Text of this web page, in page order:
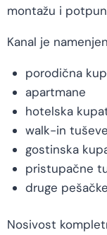
montažu i
Kanal je
porodična
apartmane
hotelska
walk-in tuševe
gostinska
pristupačne
druge
Nosivost